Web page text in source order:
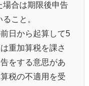
場合は期限後申告
こと。
日から起算して5
重加算税を課さ
をする意思があ
税の不適用を受